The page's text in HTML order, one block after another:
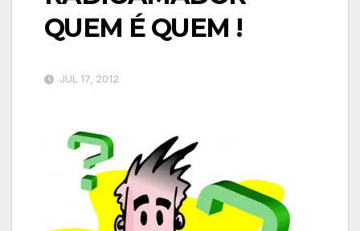
QUEM É QUEM !
JUL 17, 2012